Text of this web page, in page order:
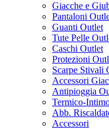
Giacche e
Pantaloni
Guanti Outlet
Tute Pelle
Caschi Outlet
Protezioni
Scarpe Stivali
Accessori
Antipioggia
Termico-
Abb.
Accessori